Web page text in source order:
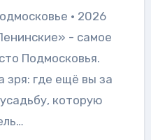
- самое
Подмосковья.
зря: где ещё вы за
которую